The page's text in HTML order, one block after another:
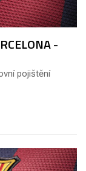
-
pojištění